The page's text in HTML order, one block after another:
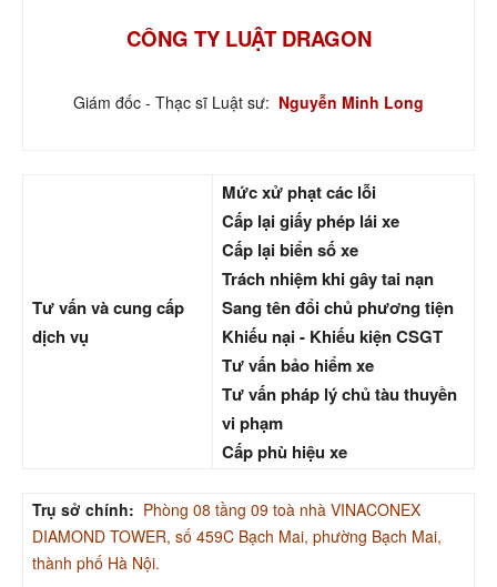
CÔNG TY LUẬT DRAGON
Giám đốc - Thạc sĩ Luật sư: Nguyễn Minh Long
Tư vấn và cung cấp
dịch vụ
Mức xử phạt các lỗi
Cấp lại giấy phép lái xe
Cấp lại biển số xe
Trách nhiệm khi gây tai nạn
Sang tên đổi chủ phương tiện
Khiếu nại - Khiếu kiện CSGT
Tư vấn bảo hiểm xe
Tư vấn pháp lý chủ tàu thuyền
vi phạm
Cấp phù hiệu xe
Trụ sở chính: Phòng 08 tầng 09 toà nhà VINACONEX
DIAMOND TOWER, số 459C Bạch Mai, phường Bạch Mai,
thành phố Hà Nội.